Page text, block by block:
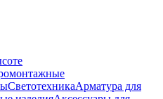
СветотехникаАрматура для